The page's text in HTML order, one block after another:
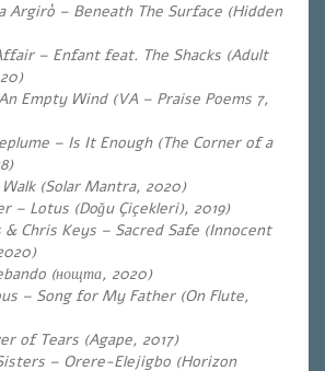
Argirò – Beneath The Surface (Hidden
– Enfant feat. The Shacks (Adult
Empty Wind (VA – Praise Poems 7,
– Is It Enough (The Corner of a
(Solar Mantra, 2020)
– Lotus (Doğu Çiçekleri), 2019)
& Chris Keys – Sacred Safe (Innocent
(нощта, 2020)
– Song for My Father (On Flute,
of Tears (Agape, 2017)
– Orere-Elejigbo (Horizon